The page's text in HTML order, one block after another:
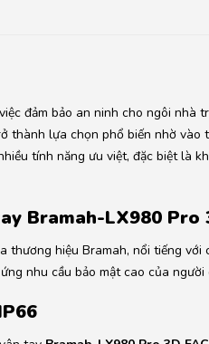
đảm bảo an ninh cho ngôi nhà
thành lựa chọn phổ biến nhờ vào
tính năng ưu việt, đặc biệt là
Bramah-LX980 Pro
thương hiệu Bramah, nổi tiếng
nhu cầu bảo mật cao của người